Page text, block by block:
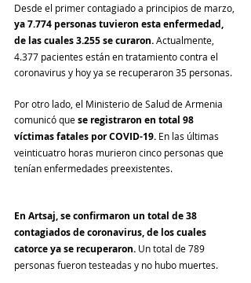
Desde el primer contagiado a principios de marzo,
ya 7.774 personas tuvieron esta enfermedad,
de las cuales 3.255 se curaron. Actualmente,
4.377 pacientes están en tratamiento contra el
coronavirus y hoy ya se recuperaron 35 personas.
Por otro lado, el Ministerio de Salud de Armenia
comunicó que se registraron en total 98
víctimas fatales por COVID-19. En las últimas
veinticuatro horas murieron cinco personas que
tenían enfermedades preexistentes.
En Artsaj, se confirmaron un total de 38
contagiados de coronavirus, de los cuales
catorce ya se recuperaron. Un total de 789
personas fueron testeadas y no hubo muertes.